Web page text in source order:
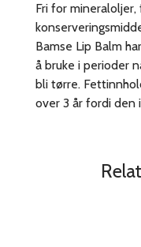
Fri for
Bamse Lip Balm
å bruke i perioder
bli tørre.
over 3 år fordi den